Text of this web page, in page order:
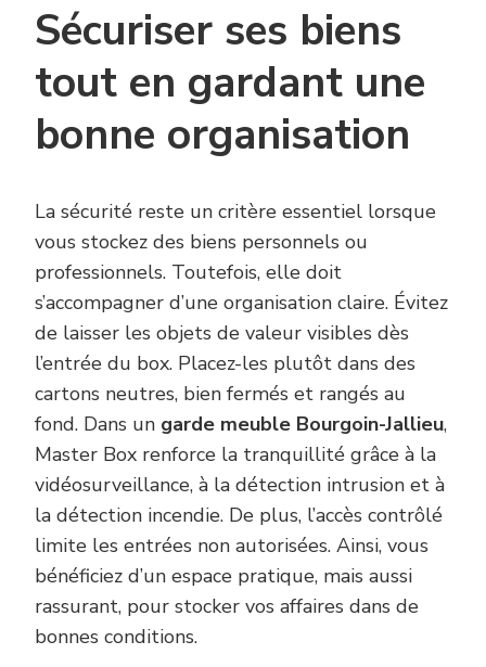
Sécuriser ses biens
tout en gardant une
bonne organisation
La sécurité reste un critère essentiel lorsque
vous stockez des biens personnels ou
professionnels. Toutefois, elle doit
s’accompagner d’une organisation claire. Évitez
de laisser les objets de valeur visibles dès
l’entrée du box. Placez-les plutôt dans des
cartons neutres, bien fermés et rangés au
fond. Dans un garde meuble Bourgoin-Jallieu,
Master Box renforce la tranquillité grâce à la
vidéosurveillance, à la détection intrusion et à
la détection incendie. De plus, l’accès contrôlé
limite les entrées non autorisées. Ainsi, vous
bénéficiez d’un espace pratique, mais aussi
rassurant, pour stocker vos affaires dans de
bonnes conditions.